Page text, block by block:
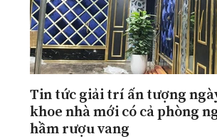
Tin tức giải trí ấn tượng
khoe nhà mới có cả phòng
hầm rượu vang